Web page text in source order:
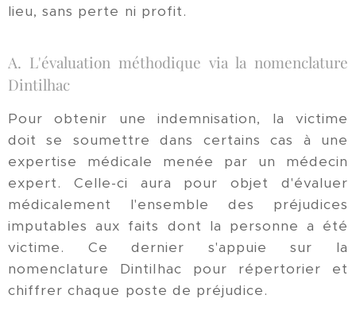
lieu, sans perte ni profit.
A. L'évaluation méthodique via la nomenclature
Dintilhac
Pour obtenir une indemnisation, la victime
doit se soumettre dans certains cas à une
expertise médicale menée par un médecin
expert. Celle-ci aura pour objet d'évaluer
médicalement l'ensemble des préjudices
imputables aux faits dont la personne a été
victime. Ce dernier s'appuie sur la
nomenclature Dintilhac pour répertorier et
chiffrer chaque poste de préjudice.